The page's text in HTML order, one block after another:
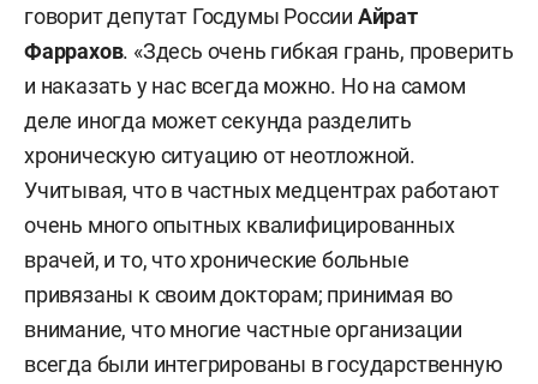
говорит депутат Госдумы России Айрат
Фаррахов. «Здесь очень гибкая грань, проверить
и наказать у нас всегда можно. Но на самом
деле иногда может секунда разделить
хроническую ситуацию от неотложной.
Учитывая, что в частных медцентрах работают
очень много опытных квалифицированных
врачей, и то, что хронические больные
привязаны к своим докторам; принимая во
внимание, что многие частные организации
всегда были интегрированы в государственную